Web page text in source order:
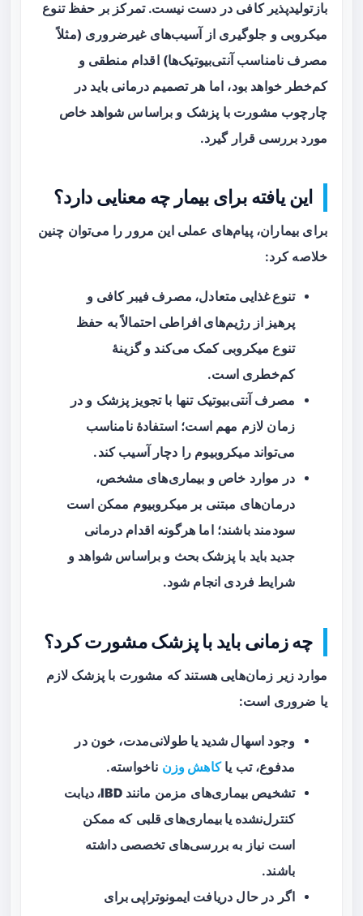
بازتولیدپذیر کافی در دست نیست. تمرکز بر حفظ تنوع
میکروبی و جلوگیری از آسیب‌های غیرضروری (مثلاً
مصرف نامناسب آنتی‌بیوتیک‌ها) اقدام منطقی و
کم‌خطر خواهد بود، اما هر تصمیم درمانی باید در
چارچوب مشورت با پزشک و براساس شواهد خاص
مورد بررسی قرار گیرد.
این یافته برای بیمار چه معنایی دارد؟
برای بیماران، پیام‌های عملی این مرور را می‌توان چنین
خلاصه کرد:
تنوع غذایی متعادل، مصرف فیبر کافی و
پرهیز از رژیم‌های افراطی احتمالاً به حفظ
تنوع میکروبی کمک می‌کند و گزینهٔ
کم‌خطری است.
مصرف آنتی‌بیوتیک تنها با تجویز پزشک و در
زمان لازم مهم است؛ استفادهٔ نامناسب
می‌تواند میکروبیوم را دچار آسیب کند.
در موارد خاص و بیماری‌های مشخص،
درمان‌های مبتنی بر میکروبیوم ممکن است
سودمند باشند؛ اما هرگونه اقدام درمانی
جدید باید با پزشک بحث و براساس شواهد و
شرایط فردی انجام شود.
چه زمانی باید با پزشک مشورت کرد؟
موارد زیر زمان‌هایی هستند که مشورت با پزشک لازم
یا ضروری است:
وجود اسهال شدید یا طولانی‌مدت، خون در
مدفوع، تب یاکاهش وزن ناخواسته.
تشخیص بیماری‌های مزمن مانند
IBD، دیابت
کنترل‌نشده یا بیماری‌های قلبی که ممکن
است نیاز به بررسی‌های تخصصی داشته
باشند.
اگر در حال دریافت ایمونوتراپی برای